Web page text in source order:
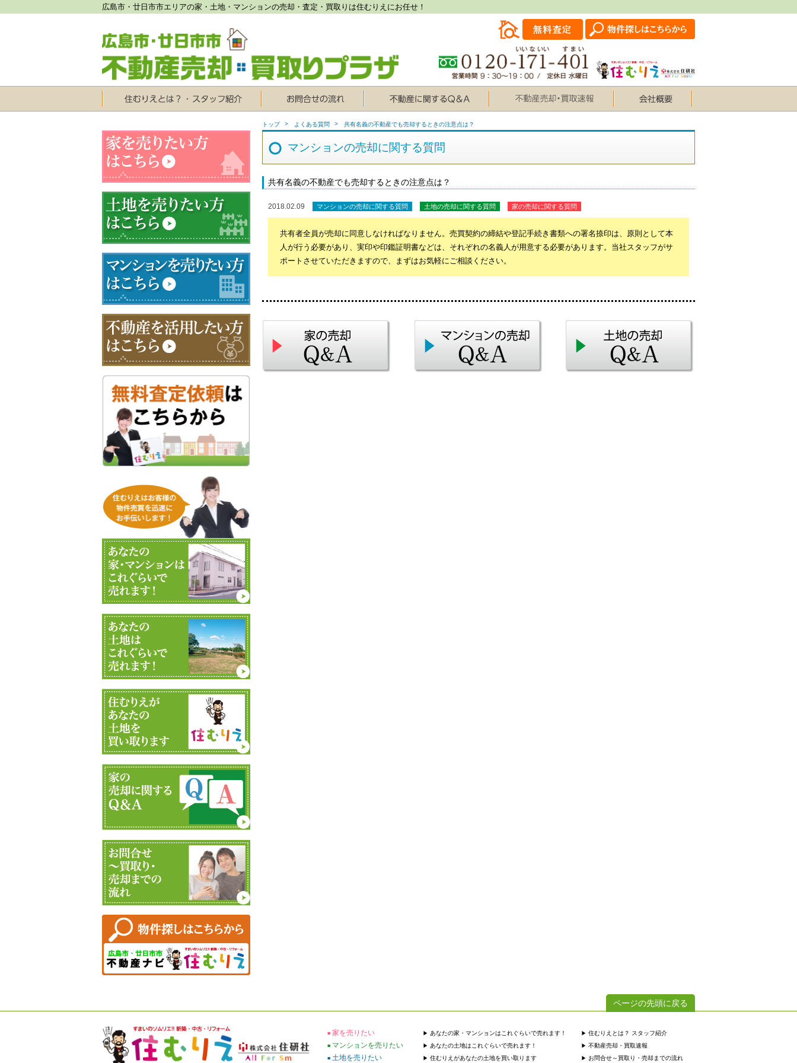
広島市・廿日市市エリアの家・土地・マンションの売却・査定・買取りは住むりえにお任せ！
トップ よくある質問 共有名義の不動産でも売却するときの注意点は？
マンションの売却に関する質問
共有名義の不動産でも売却するときの注意点は？
2018.02.09 マンションの売却に関する質問 土地の売却に関する質問 家の売却に関する質問
共有者全員が売却に同意しなければなりません。売買契約の締結や登記手続き書類への署名捺印は、原則として本
人が行う必要があり、実印や印鑑証明書などは、それぞれの名義人が用意する必要があります。当社スタッフがサ
ポートさせていただきますので、まずはお気軽にご相談ください。
ページの先頭に戻る
家を売りたい
マンションを売りたい
土地を売りたい
あなたの家・マンションはこれぐらいで売れます！
あなたの土地はこれぐらいで売れます！
住むりえがあなたの土地を買い取ります
住むりえとは？ スタッフ紹介
不動産売却・買取速報
お問合せ～買取り・売却までの流れ